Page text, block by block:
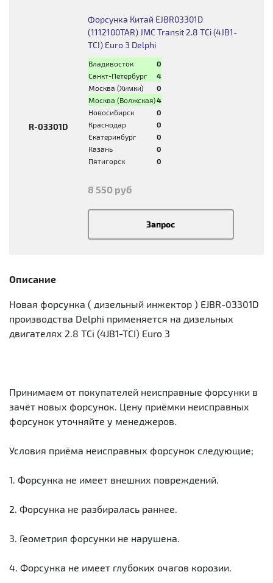
R-03301D
Форсунка Китай EJBR03301D
(1112100TAR) JMC Transit 2.8 TCi (4JB1-
TCI) Euro 3 Delphi
Владивосток
0
Санкт-Петербург
4
Москва (Химки)
0
Москва (Волжская)4
Новосибирск
0
Краснодар
0
Екатеринбург
0
Казань
0
Пятигорск
0
8 550 руб
Запрос
Описание
Новая форсунка ( дизельный инжектор ) EJBR-03301D
производства Delphi применяется на дизельных
двигателях 2.8 TCi (4JB1-TCI) Euro 3
Принимаем от покупателей неисправные форсунки в
зачёт новых форсунок. Цену приёмки неисправных
форсунок уточняйте у менеджеров.
Условия приёма неисправных форсунок следующие;
1. Форсунка не имеет внешних повреждений.
2. Форсунка не разбиралась раннее.
3. Геометрия форсунки не нарушена.
4. Форсунка не имеет глубоких очагов корозии.